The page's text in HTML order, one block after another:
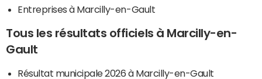
Entreprises à Marcilly-en-Gault
Tous les résultats officiels à Marcilly-en-
Gault
Résultat municipale 2026 à Marcilly-en-Gault